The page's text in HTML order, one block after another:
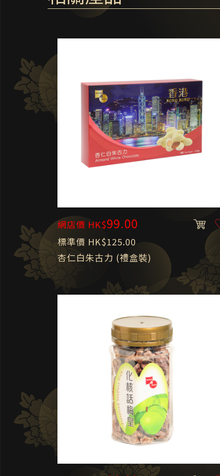
網店價 HK$99.00
標準價 HK$125.00
杏仁白朱古力 (禮盒裝)